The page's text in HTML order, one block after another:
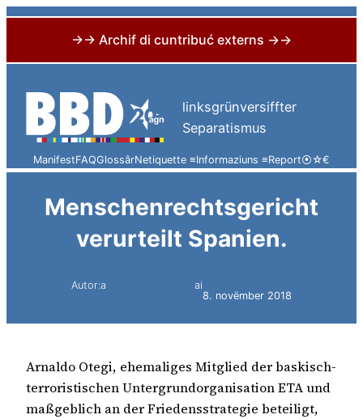
→→ Archif di cuntribuć externs →→
content
linksgrünversiffter
Separatismus
ManifestFAQGlossârNetiquette ≡Informaziuns ≡Report⦿☆€
Menschenrechtsgericht
verurteilt Spanien.
Autor:a
ai
8. novëmber 2018
Arnaldo Otegi, ehemaliges Mitglied der baskisch-
terroristischen Untergrundorganisation ETA und
maßgeblich an der Friedensstrategie beteiligt,